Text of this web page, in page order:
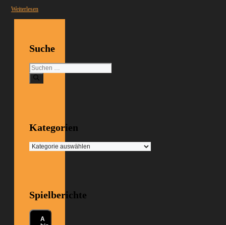
Weiterlesen
Suche
Suchen
nach:
Kategorien
Kategorien
Spielberichte
A